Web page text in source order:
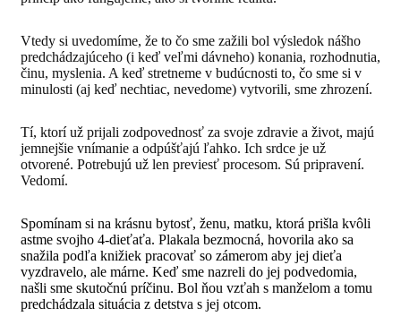
Vtedy si uvedomíme, že to čo sme zažili bol výsledok nášho
predchádzajúceho (i keď veľmi dávneho) konania, rozhodnutia,
činu, myslenia. A keď stretneme v budúcnosti to, čo sme si v
minulosti (aj keď nechtiac, nevedome) vytvorili, sme zhrození.
Tí, ktorí už prijali zodpovednosť za svoje zdravie a život, majú
jemnejšie vnímanie a odpúšťajú ľahko. Ich srdce je už
otvorené. Potrebujú už len previesť procesom. Sú pripravení.
Vedomí.
Spomínam si na krásnu bytosť, ženu, matku, ktorá prišla kvôli
astme svojho 4-dieťaťa. Plakala bezmocná, hovorila ako sa
snažila podľa knižiek pracovať so zámerom aby jej dieťa
vyzdravelo, ale márne. Keď sme nazreli do jej podvedomia,
našli sme skutočnú príčinu. Bol ňou vzťah s manželom a tomu
predchádzala situácia z detstva s jej otcom.